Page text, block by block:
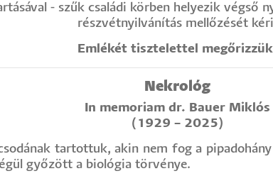
- szűk családi körben helyezik végső
részvétnyilvánítás mellőzését
Emlékét tisztelettel
Nekrológ
In memoriam dr. Bauer Miklós
(1929 – 2025)
tartottuk, akin nem fog a
győzött a biológia törvénye.